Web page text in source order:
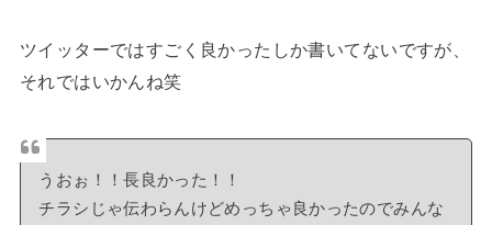
ツイッターではすごく良かったしか書いてないですが、
それではいかんね笑
うおぉ！！長良かった！！
チラシじゃ伝わらんけどめっちゃ良かったのでみんな